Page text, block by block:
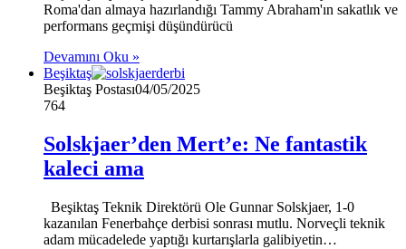
Roma'dan almaya hazırlandığı Tammy Abraham'ın sakatlık ve
performans geçmişi düşündürücü
Devamını Oku »
Beşiktaş
Beşiktaş Postası04/05/2025
764
Solskjaer’den Mert’e: Ne fantastik
kaleci ama
Beşiktaş Teknik Direktörü Ole Gunnar Solskjaer, 1-0
kazanılan Fenerbahçe derbisi sonrası mutlu. Norveçli teknik
adam mücadelede yaptığı kurtarışlarla galibiyetin…